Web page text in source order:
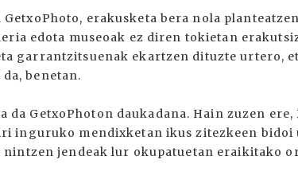
erakusketa bera nola
edota museoak ez diren tokietan
garrantzitsuenak ekartzen dituzte urtero,
benetan.
da GetxoPhoton daukadana. Hain zuzen
inguruko mendixketan ikus zitezkeen
nintzen jendeak lur okupatuetan eraikitako